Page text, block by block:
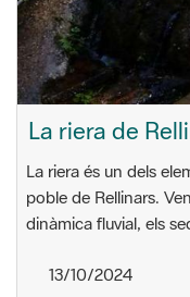
La riera de
La riera és un dels
poble de Rellinars.
dinàmica fluvial, els
13/10/2024